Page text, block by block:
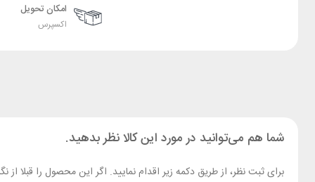
امکان تحویل
اکسپرس
شما هم می‌توانید در مورد این کالا نظر بدهید.
برای ثبت نظر، از طریق دکمه زیر اقدام نمایید. اگر این محصول را